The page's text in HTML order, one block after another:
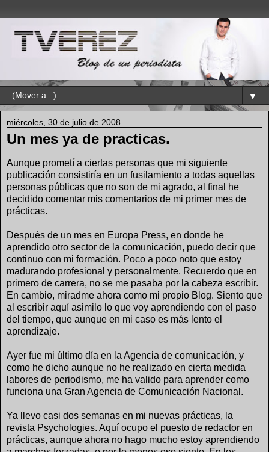
▼
miércoles, 30 de julio de 2008
Un mes ya de practicas.
Aunque prometí a ciertas personas que mi siguiente
publicación consistiría en un fusilamiento a todas aquellas
personas públicas que no son de mi agrado, al final he
decidido comentar mis comentarios de mi primer mes de
prácticas.
Después de un mes en Europa Press, en donde he
aprendido otro sector de la comunicación, puedo decir que
continuo con mi formación. Poco a poco noto que estoy
madurando profesional y personalmente. Recuerdo que en
primero de carrera, no se me pasaba por la cabeza escribir.
En cambio, miradme ahora como mi propio Blog. Siento que
al escribir aquí asimilo lo que voy aprendiendo con el paso
del tiempo, que aunque en mi caso es más lento el
aprendizaje.
Ayer fue mi último día en la Agencia de comunicación, y
como he dicho aunque no he realizado en cierta medida
labores de periodismo, me ha valido para aprender como
funciona una Gran Agencia de Comunicación Nacional.
Ya llevo casi dos semanas en mi nuevas prácticas, la
revista Psychologies. Aquí ocupo el puesto de redactor en
prácticas, aunque ahora no hago mucho estoy aprendiendo